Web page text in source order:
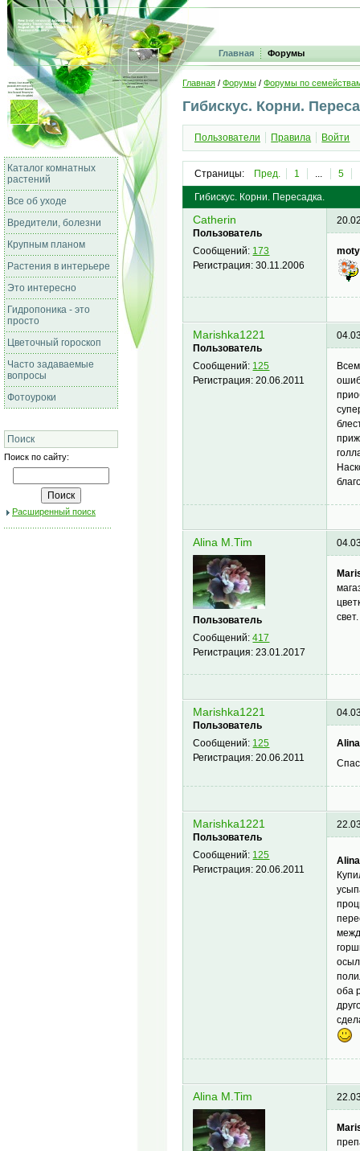
Главная Форумы
Каталог комнатных
растений
Все об уходе
Вредители, болезни
Крупным планом
Растения в интерьере
Это интересно
Гидропоника - это
просто
Цветочный гороскоп
Часто задаваемые
вопросы
Фотоуроки
Поиск
Поиск по сайту:
Расширенный поиск
Главная / Форумы / Форумы по
Гибискус. Корни.
Пользователи Правила Войти
Страницы: Пред. 1 ... 5
Гибискус. Корни. Пересадка.
Catherin
Пользователь
Сообщений: 173
Регистрация:30.11.2006
Marishka1221
Пользователь
Сообщений: 125
Регистрация:20.06.2011
Alina M.Tim
Пользователь
Сообщений:417
Регистрация:23.01.2017
свет.
Marishka1221
Пользователь
Сообщений: 125
Регистрация:20.06.2011
Marishka1221
Пользователь
Сообщений: 125
Регистрация:20.06.2011
оба
Alina M.Tim